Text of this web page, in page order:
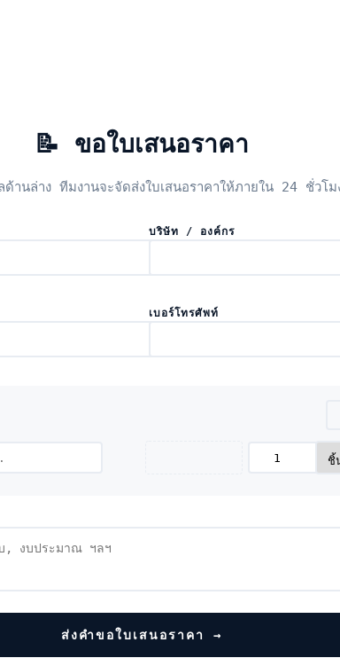
📝 ขอใบเสนอราคา
ด้านล่าง ทีมงานจะจัดส่งใบเสนอราคาให้ภายใน 24 ชั่วโม
บริษัท / องค์กร
เบอร์โทรศัพท์
ส่งคำขอใบเสนอราคา →